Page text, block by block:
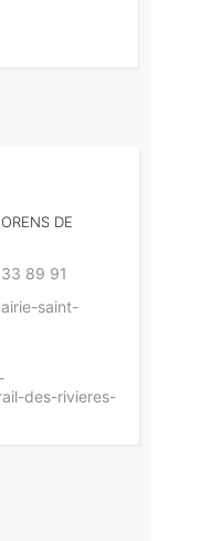
DE
89 91
saint-
des-rivieres-